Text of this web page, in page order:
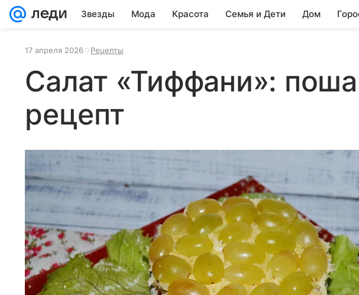
Звезды Мода Красота Семья и Дети Дом
17 апреля 2026 Рецепты
Салат «Тиффани»:
рецепт